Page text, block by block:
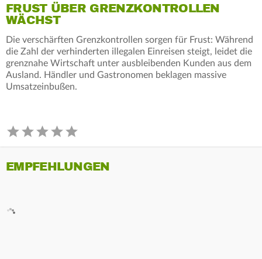
FRUST ÜBER GRENZKONTROLLEN
WÄCHST
Die verschärften Grenzkontrollen sorgen für Frust: Während
die Zahl der verhinderten illegalen Einreisen steigt, leidet die
grenznahe Wirtschaft unter ausbleibenden Kunden aus dem
Ausland. Händler und Gastronomen beklagen massive
Umsatzeinbußen.
EMPFEHLUNGEN